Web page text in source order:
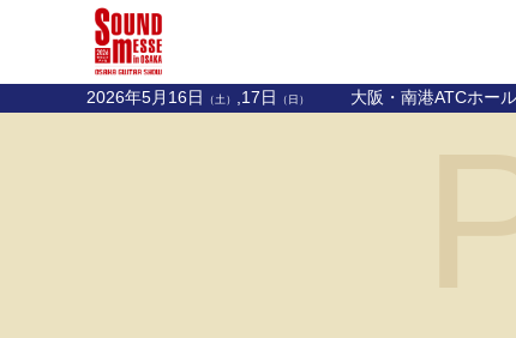
2026年5月16日 （土） ,17日 （日） 大阪・南港ATCホール